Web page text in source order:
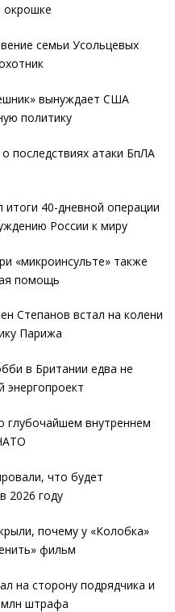
окрошке
семьи Усольцевых
вынуждает США
политику
последствиях атаки БпЛА
40-дневной операции
России к миру
«микроинсульте» также
помощь
Степанов встал на колени
Парижа
в Британии едва не
энергопроект
внутреннем
что будет
2026 году
почему у «Колобка»
фильм
на сторону подрядчика и
штрафа